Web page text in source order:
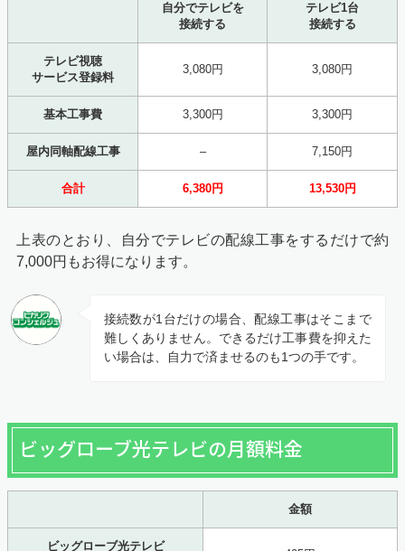
自分でテレビを
接続する
テレビ1台
接続する
テレビ視聴
サービス登録料
3,080円 3,080円
基本工事費 3,300円 3,300円
屋内同軸配線工事 – 7,150円
合計 6,380円 13,530円
上表のとおり、自分でテレビの配線工事をするだけで約
7,000円もお得になります。
接続数が1台だけの場合、配線工事はそこまで
難しくありません。できるだけ工事費を抑えた
い場合は、自力で済ませるのも1つの手です。
ビッグローブ光テレビの月額料金
金額
ビッグローブ光テレビ